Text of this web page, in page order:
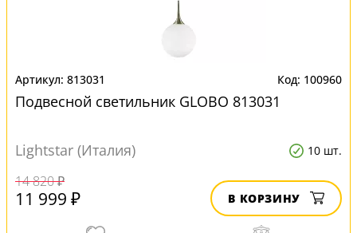
813031 100960
Подвесной светильник GLOBO 813031
Lightstar (Италия) 10 шт.
14 820 ₽
11 999 ₽ В КОРЗИНУ